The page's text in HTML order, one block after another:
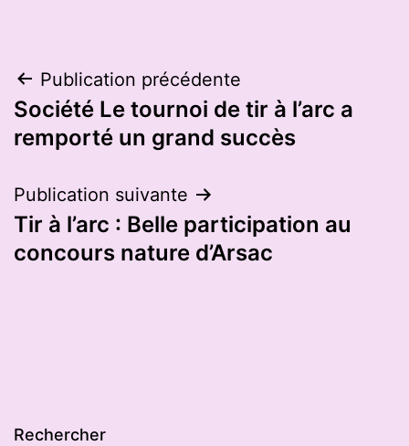
Navigation
de
Publication précédente
Société Le tournoi de tir à l’arc a
remporté un grand succès
Publication suivante
Tir à l’arc : Belle participation au
concours nature d’Arsac
Rechercher